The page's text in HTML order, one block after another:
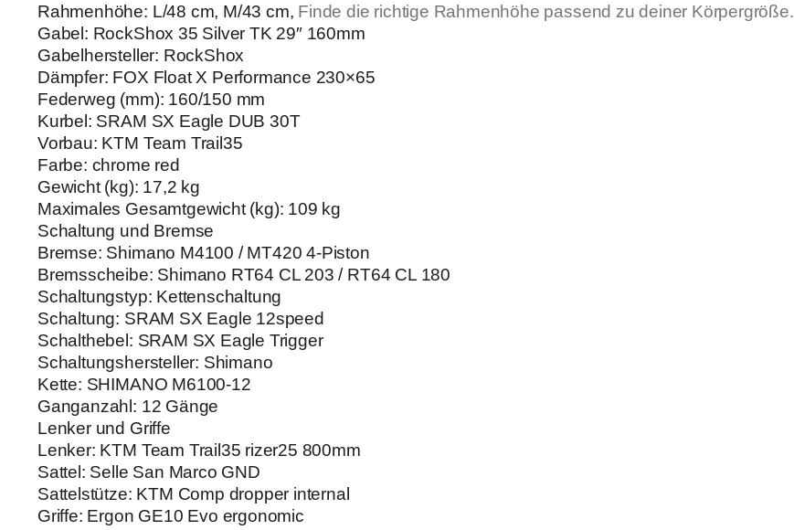
Rahmenhöhe: L/48 cm, M/43 cm, Finde die richtige Rahmenhöhe passend zu deiner Körpergröße.
Gabel: RockShox 35 Silver TK 29″ 160mm
Gabelhersteller: RockShox
Dämpfer: FOX Float X Performance 230×65
Federweg (mm): 160/150 mm
Kurbel: SRAM SX Eagle DUB 30T
Vorbau: KTM Team Trail35
Farbe: chrome red
Gewicht (kg): 17,2 kg
Maximales Gesamtgewicht (kg): 109 kg
Schaltung und Bremse
Bremse: Shimano M4100 / MT420 4-Piston
Bremsscheibe: Shimano RT64 CL 203 / RT64 CL 180
Schaltungstyp: Kettenschaltung
Schaltung: SRAM SX Eagle 12speed
Schalthebel: SRAM SX Eagle Trigger
Schaltungshersteller: Shimano
Kette: SHIMANO M6100-12
Ganganzahl: 12 Gänge
Lenker und Griffe
Lenker: KTM Team Trail35 rizer25 800mm
Sattel: Selle San Marco GND
Sattelstütze: KTM Comp dropper internal
Griffe: Ergon GE10 Evo ergonomic